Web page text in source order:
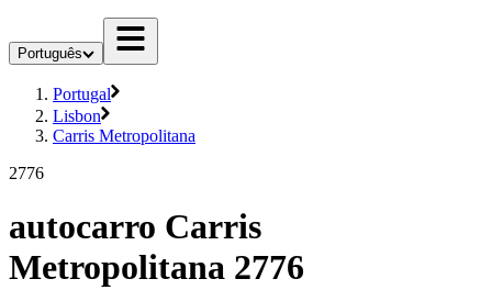
Português
Portugal
Lisbon
Carris Metropolitana
2776
autocarro Carris
Metropolitana 2776